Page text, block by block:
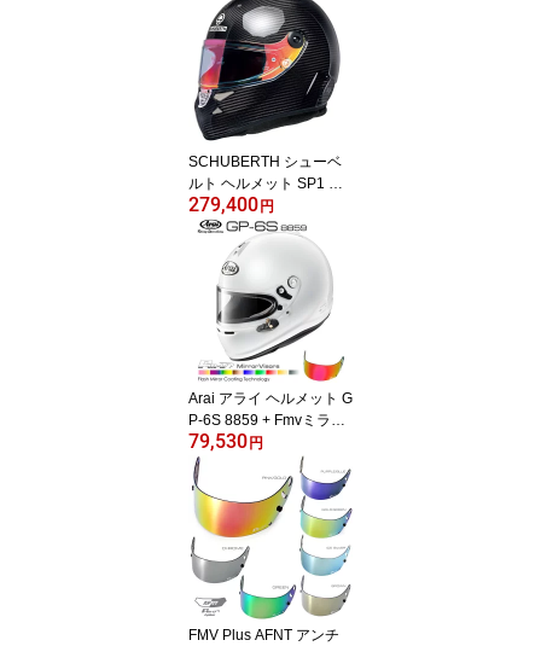
ーボンヘルメット シュー
ベルス
SCHUBERTH シューベ
ルト ヘルメット SP1 CA
RBON FIA 8859-2015 S
NELL SA2020 カーボン
ヘルメット シューベルス
279,400円
Arai アライ ヘルメット G
P-6S 8859 + Fmvミラー
バイザーセット SNELL
SA/FIA8859規格 4輪公式
競技対応モデル
79,530円
FMV Plus AFNT アンチ